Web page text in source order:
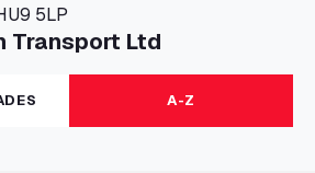
5LP
Transport Ltd
ME11 5GA
Parking
7, 41334
A-Z